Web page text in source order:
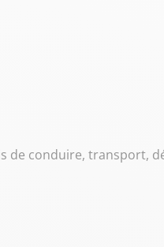
de conduire, transport,